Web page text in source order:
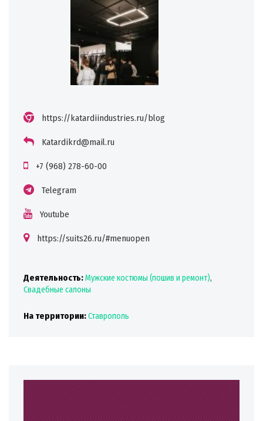
https://katardiindustries.ru/blog
Katardikrd@mail.ru
+7 (968) 278-60-00
Telegram
Youtube
https://suits26.ru/#menuopen
Деятельность:Мужские костюмы (пошив и ремонт),
Свадебные салоны
На территории:Ставрополь